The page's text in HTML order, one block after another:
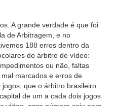
A grande verdade é que foi
de Arbitragem, e no
188 erros dentro da
do árbitro de vídeo:
ou não, faltas
marcados e erros de
que o árbitro brasileiro
de um a cada dois jogos.